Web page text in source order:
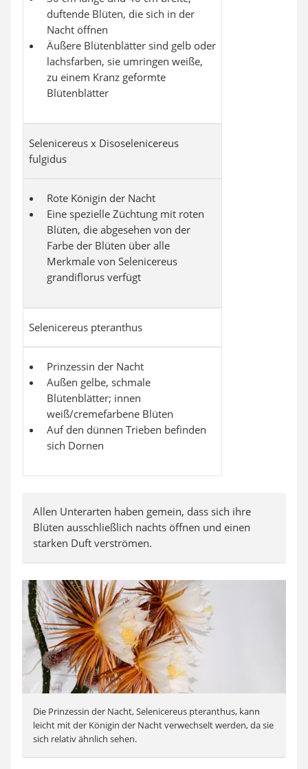
duftende Blüten, die sich in der
Nacht öffnen
Äußere Blütenblätter sind gelb oder
lachsfarben, sie umringen weiße,
zu einem Kranz geformte
Blütenblätter
Selenicereus x Disoselenicereus
fulgidus
Rote Königin der Nacht
Eine spezielle Züchtung mit roten
Blüten, die abgesehen von der
Farbe der Blüten über alle
Merkmale von Selenicereus
grandiflorus verfügt
Selenicereus pteranthus
Prinzessin der Nacht
Außen gelbe, schmale
Blütenblätter; innen
weiß/cremefarbene Blüten
Auf den dünnen Trieben befinden
sich Dornen
Allen Unterarten haben gemein, dass sich ihre
Blüten ausschließlich nachts öffnen und einen
starken Duft verströmen.
Die Prinzessin der Nacht, Selenicereus pteranthus, kann
leicht mit der Königin der Nacht verwechselt werden, da sie
sich relativ ähnlich sehen.